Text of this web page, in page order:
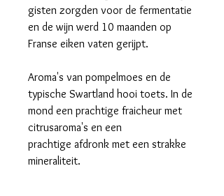
gisten zorgden voor de fermentatie
en de wijn werd 10 maanden op
Franse eiken vaten gerijpt.
Aroma's van pompelmoes en de
typische Swartland hooi toets. In de
mond een prachtige fraicheur met
citrusaroma's en een
prachtige afdronk met een strakke
mineraliteit.